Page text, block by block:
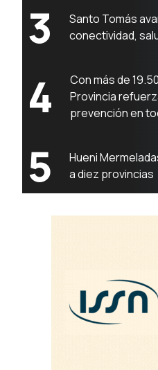
3
Santo Tomás
conectividad,
4
Con más de
Provincia
prevención en
5
Hueni
a diez provincias